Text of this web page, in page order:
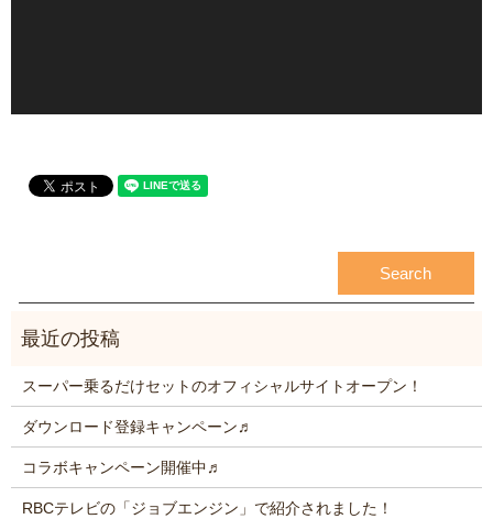
スーパー乗るだけセットのオフィシャルサイトオープン！
ダウンロード登録キャンペーン♬
コラボキャンペーン開催中♬
RBCテレビの「ジョブエンジン」で紹介されました！